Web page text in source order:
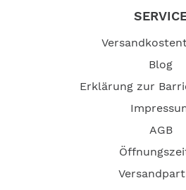
Blog
Erklärung zur
AGB